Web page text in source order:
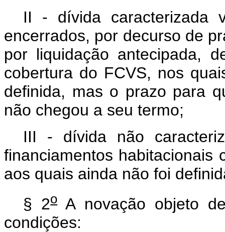
II - dívida caracterizada
encerrados, por decurso de
por liquidação antecipada,
cobertura do FCVS, nos
definida, mas o prazo para
não chegou a seu termo;
III - dívida não
financiamentos habitacionais
aos quais ainda não foi
§ 2oA novação objeto
condições: